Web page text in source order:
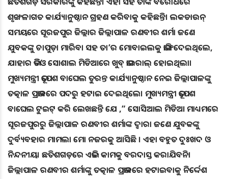
ଶୃଙ୍ଖଳାଗତ କାର୍ଯ୍ୟାନୁଷ୍ଠାନ ଗ୍ରହଣ କରିବାକୁ କହିଛନ୍ତି। ଲକଡାଉନ୍
ସମୟରେ ସୂରଜପୁର ଜିଲ୍ଲାର ଜିଲ୍ଲାପାଳ ରଣବୀର ଶର୍ମା ଜଣେ
ଯୁବକଙ୍କୁ ଚାପୁଡ଼ା ମାରିବା ସହ ତା’ର ମୋବାଇଲକୁ ଭାଙ୍ଗିଦେଇଥିଲେ,
ଯାହାର ଭିଡିଓ ସୋଶାଲ ମିଡିଆରେ ଖୁବ୍ ଭାଇରାଲ୍ ହୋଇଥିଲା।
ମୁଖ୍ୟମନ୍ତ୍ରୀ ଭୂପେଶ ବାଘେଲ ତୁରନ୍ତ କାର୍ଯ୍ୟାନୁଷ୍ଠାନ ନେଇ ଜିଲ୍ଲାପାଳଙ୍କୁ
ତତ୍କାଳ ପ୍ରଭାବରେ ପଦରୁ ହଟାଇ ଦେଇଥିଲେ। ମୁଖ୍ୟମନ୍ତ୍ରୀ ଭୂପେଶ
ବାଘେଲ ଟୁଇଟ୍ କରି ଲେଖଛନ୍ତି ଯେ ,” ସୋସିଆଲ ମିଡିଆ ମାଧ୍ୟମରେ
ସୂରଜପୁରରୁ ଜିଲ୍ଲାପାଳ ରଣବୀର ଶର୍ମାଙ୍କ ଦ୍ୱାରା ଜଣେ ଯୁବକଙ୍କୁ
ଦୁର୍ବ୍ୟବହାର ମାମଲା ମୋ ନଜରକୁ ଆସିଛି । ଏହା ବହୁତ ଦୁଃଖଦ ଓ
ନିନ୍ଦନୀୟ। ଛତିଶଗଡ଼ରେ ଏଭଳି କାମକୁ ବରଦାସ୍ତ କରାଯିବନି।
ଜିଲ୍ଲାପାଳ ରଣବୀର ଶର୍ମାଙ୍କୁ ତତ୍କାଳ ପ୍ରଭାବରେ ହଟାଇବାକୁ ନିର୍ଦ୍ଦେଶ